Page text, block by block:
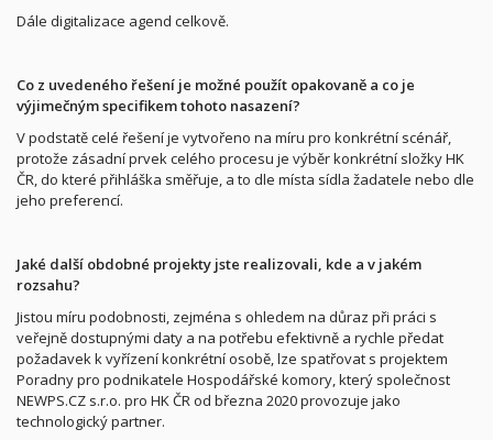
Dále digitalizace agend celkově.
Co z uvedeného řešení je možné použít opakovaně a co je
výjimečným specifikem tohoto nasazení?
V podstatě celé řešení je vytvořeno na míru pro konkrétní scénář,
protože zásadní prvek celého procesu je výběr konkrétní složky HK
ČR, do které přihláška směřuje, a to dle místa sídla žadatele nebo dle
jeho preferencí.
Jaké další obdobné projekty jste realizovali, kde a v jakém
rozsahu?
Jistou míru podobnosti, zejména s ohledem na důraz při práci s
veřejně dostupnými daty a na potřebu efektivně a rychle předat
požadavek k vyřízení konkrétní osobě, lze spatřovat s projektem
Poradny pro podnikatele Hospodářské komory, který společnost
NEWPS.CZ s.r.o. pro HK ČR od března 2020 provozuje jako
technologický partner.